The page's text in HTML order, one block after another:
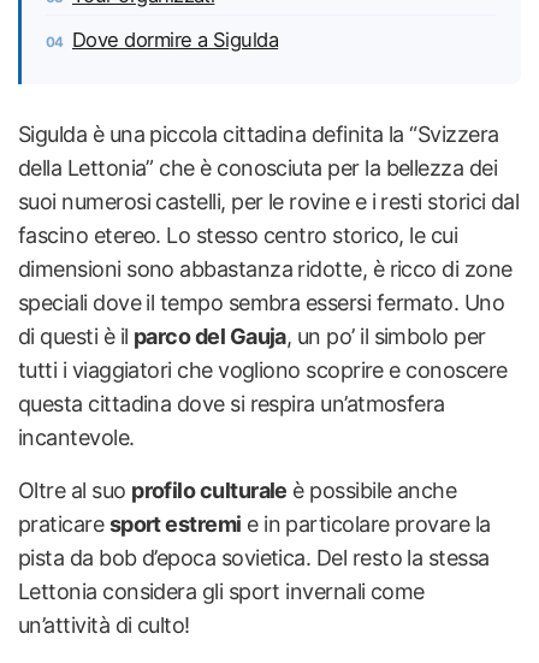
Dove dormire a Sigulda
Sigulda è una piccola cittadina definita la “Svizzera
della Lettonia” che è conosciuta per la bellezza dei
suoi numerosi castelli, per le rovine e i resti storici dal
fascino etereo. Lo stesso centro storico, le cui
dimensioni sono abbastanza ridotte, è ricco di zone
speciali dove il tempo sembra essersi fermato. Uno
di questi è il parco del Gauja, un po’ il simbolo per
tutti i viaggiatori che vogliono scoprire e conoscere
questa cittadina dove si respira un’atmosfera
incantevole.
Oltre al suo profilo culturale è possibile anche
praticaresport estremi e in particolare provare la
pista da bob d’epoca sovietica. Del resto la stessa
Lettonia considera gli sport invernali come
un’attività di culto!